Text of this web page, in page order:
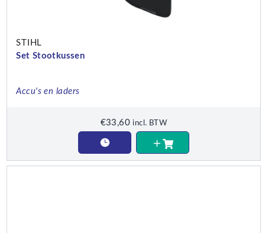
STIHL
Set Stootkussen
Accu's en laders
€33,60 incl. BTW